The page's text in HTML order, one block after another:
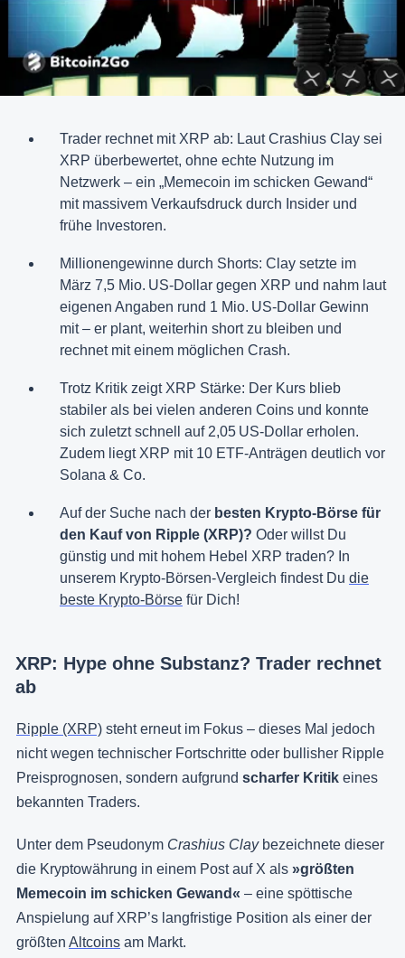
Trader rechnet mit XRP ab: Laut Crashius Clay sei
XRP überbewertet, ohne echte Nutzung im
Netzwerk – ein „Memecoin im schicken Gewand“
mit massivem Verkaufsdruck durch Insider und
frühe Investoren.
Millionengewinne durch Shorts: Clay setzte im
März 7,5 Mio. US-Dollar gegen XRP und nahm laut
eigenen Angaben rund 1 Mio. US-Dollar Gewinn
mit – er plant, weiterhin short zu bleiben und
rechnet mit einem möglichen Crash.
Trotz Kritik zeigt XRP Stärke: Der Kurs blieb
stabiler als bei vielen anderen Coins und konnte
sich zuletzt schnell auf 2,05 US-Dollar erholen.
Zudem liegt XRP mit 10 ETF-Anträgen deutlich vor
Solana & Co.
Auf der Suche nach der besten Krypto-Börse für
den Kauf von Ripple (XRP)? Oder willst Du
günstig und mit hohem Hebel XRP traden? In
unserem Krypto-Börsen-Vergleich findest Du die
beste Krypto-Börse für Dich!
XRP: Hype ohne Substanz? Trader rechnet
ab
Ripple (XRP) steht erneut im Fokus – dieses Mal jedoch
nicht wegen technischer Fortschritte oder bullisher Ripple
Preisprognosen, sondern aufgrund scharfer Kritik eines
bekannten Traders.
Unter dem Pseudonym Crashius Claybezeichnete dieser
die Kryptowährung in einem Post auf X als »größten
Memecoin im schicken Gewand« – eine spöttische
Anspielung auf XRP’s langfristige Position als einer der
größten Altcoins am Markt.